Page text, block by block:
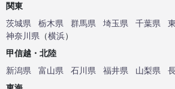
関東
茨城県
栃木県 群馬県 埼玉県 千葉県
神奈川県 （横浜）
甲信越・北陸
新潟県
富山県 石川県 福井県 山梨県